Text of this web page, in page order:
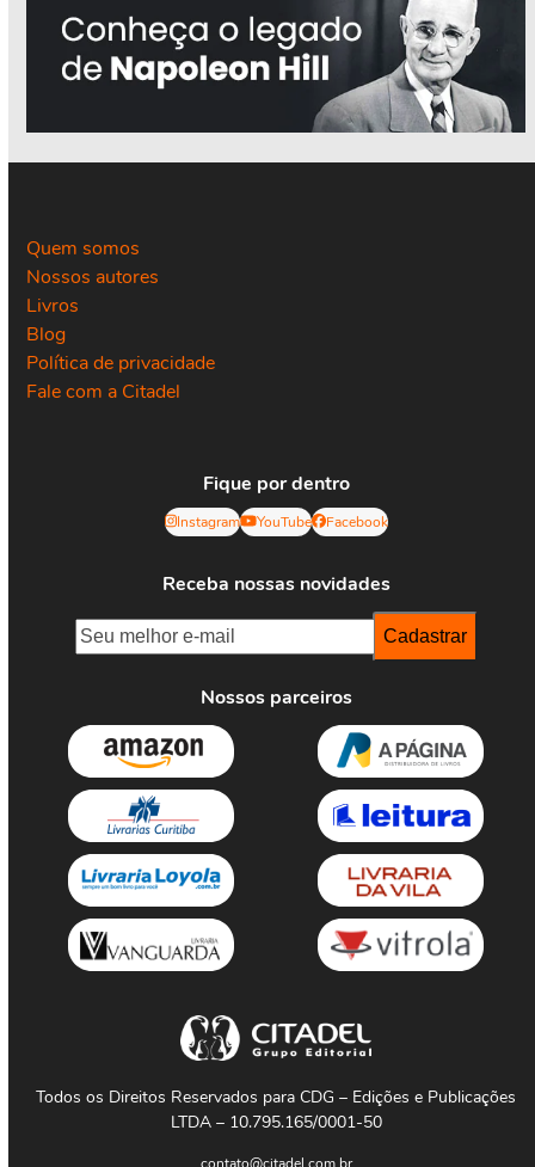
Quem somos
Nossos autores
Livros
Blog
Política de privacidade
Fale com a Citadel
Fique por dentro
Instagram YouTube Facebook
Receba nossas novidades
Nossos parceiros
Todos os Direitos Reservados para CDG – Edições e Publicações
LTDA – 10.795.165/0001-50
contato@citadel.com.br